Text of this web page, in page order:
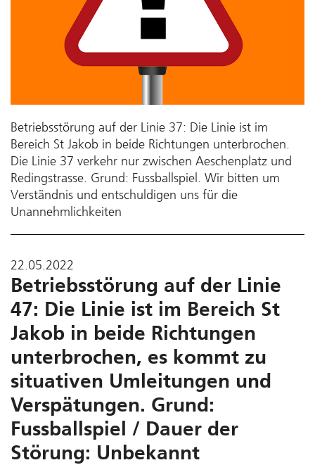
Betriebsstörung auf der Linie 37: Die Linie ist im
Bereich St Jakob in beide Richtungen unterbrochen.
Die Linie 37 verkehr nur zwischen Aeschenplatz und
Redingstrasse. Grund: Fussballspiel. Wir bitten um
Verständnis und entschuldigen uns für die
Unannehmlichkeiten
22.05.2022
Betriebsstörung auf der Linie
47: Die Linie ist im Bereich St
Jakob in beide Richtungen
unterbrochen, es kommt zu
situativen Umleitungen und
Verspätungen. Grund:
Fussballspiel / Dauer der
Störung: Unbekannt